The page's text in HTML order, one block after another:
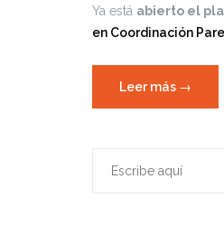
Ya está abierto el
en Coordinación
Leer más «Nuevo
Parental
→
Buscar: